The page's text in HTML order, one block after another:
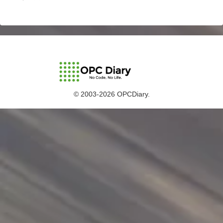
© 2003-2026 OPCDiary.